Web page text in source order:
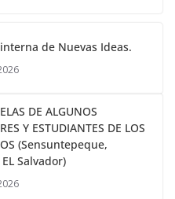
de Nuevas Ideas.
DE ALGUNOS
Y ESTUDIANTES DE LOS
(Sensuntepeque,
Salvador)